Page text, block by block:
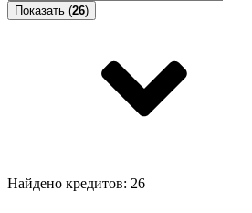
Показать (26)
Найдено кредитов: 26